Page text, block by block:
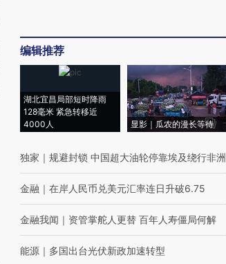
编辑推荐
湖北宜昌局部短时降雨
128毫米 紧急转移近
4000人
显影｜瓜农的漫长等待
独家 ｜ 规避封锁 中国超大油轮停靠埃及绕行非洲
金融 ｜ 在岸人民币兑美元汇率连日升破6.75
金融我闻 ｜ 资管掌舵人更替 百年人寿僵局何解
能源 ｜ 多国出台光伏新政加速转型